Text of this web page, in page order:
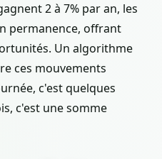
2 à 7% par an, les
permanence, offrant
Un algorithme
ces mouvements
c'est quelques
c'est une somme